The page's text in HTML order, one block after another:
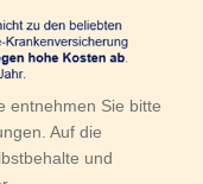
entnehmen Sie bitte
Auf die
und